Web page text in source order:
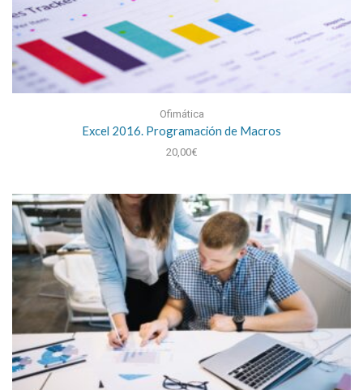
Ofimática
Excel 2016. Programación de Macros
20,00€